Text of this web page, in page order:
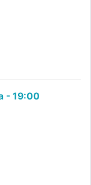
- 19:00